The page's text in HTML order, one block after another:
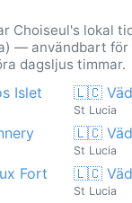
Choiseul's lokal
— användbart för
dagsljus timmar.
Islet 🇱🇨
St Lucia
🇱🇨
St Lucia
Fort 🇱🇨
St Lucia